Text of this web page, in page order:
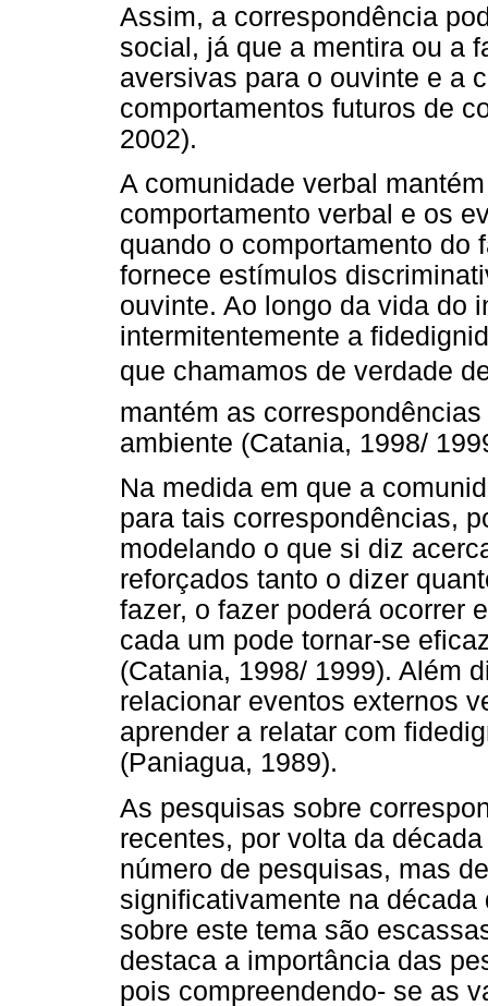
Assim, a correspondência
social, já que a mentira ou a
aversivas para o ouvinte e a
comportamentos futuros de
2002).
A comunidade verbal
comportamento verbal e os
quando o comportamento do
fornece estímulos
ouvinte. Ao longo da vida do
intermitentemente a
que chamamos de verdade
mantém as
ambiente (Catania, 1998/
Na medida em que a
para tais correspondências,
modelando o que si diz
reforçados tanto o dizer
fazer, o fazer poderá ocorrer
cada um pode tornar-se
(Catania, 1998/ 1999). Além
relacionar eventos externos
aprender a relatar com
(Paniagua, 1989).
As pesquisas sobre
recentes, por volta da
número de pesquisas, mas
significativamente na
sobre este tema são
destaca a importância das
pois compreendendo- se as